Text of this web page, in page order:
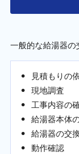
一般的な給湯器の
見積もりの
現地調査
工事内容の
給湯器本体
給湯器の交
動作確認